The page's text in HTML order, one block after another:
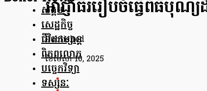
សង្គម
សេដ្ឋកិច្ច
ជីវិតកម្សាន្ត
ពិភពលោក
បច្ចេកវិទ្យា
ទស្សនៈ
អាជ្ញាធរ​រៀបចំធ្វើពិធីបុ
Published
ខែ​មេសា 10, 2025